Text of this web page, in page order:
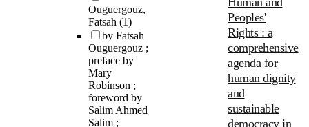
Ouguergouz,
Fatsah (1)
by Fatsah
Ouguergouz ;
preface by
Mary
Robinson ;
foreword by
Salim Ahmed
Salim ;
Peoples'
Rights : a
comprehensive
agenda for
human dignity
and
sustainable
democracy in